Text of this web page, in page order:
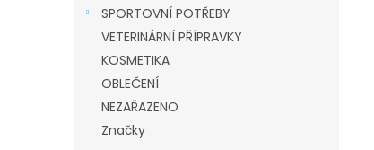
SPORTOVNÍ POTŘEBY
VETERINÁRNÍ PŘÍPRAVKY
KOSMETIKA
OBLEČENÍ
NEZAŘAZENO
Značky